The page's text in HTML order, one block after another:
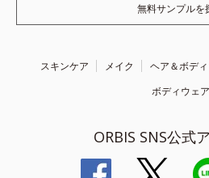
無料サンプルを
スキンケア メイク ヘア＆ボディ
ボディウェア
ORBIS SNS公式